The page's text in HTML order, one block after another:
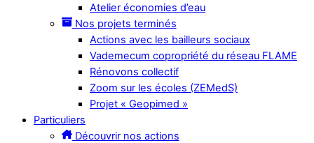
Atelier économies d’eau
Nos projets terminés
Actions avec les bailleurs sociaux
Vademecum copropriété du réseau FLAME
Rénovons collectif
Zoom sur les écoles (ZEMedS)
Projet « Geopimed »
Particuliers
Découvrir nos actions